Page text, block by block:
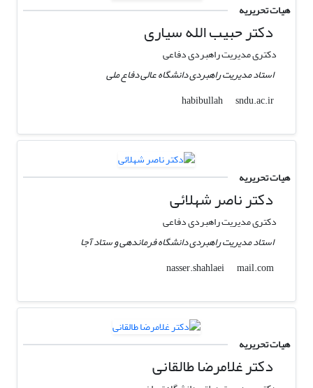
هیات تحریریه
دکتر حبیب الله سیاری
دکتری مدیریت راهبردی دفاعی
استاد مدیریت راهبردی دانشگاه عالی دفاع ملی
habibullah
sndu.ac.ir
هیات تحریریه
دکتر ناصر شهلائی
دکتری مدیریت راهبردی دفاعی
استاد مدیریت راهبردی دانشگاه فرماندهی و ستاد آجا
nasser.shahlaei
mail.com
هیات تحریریه
دکتر غلامرضا طالقانی